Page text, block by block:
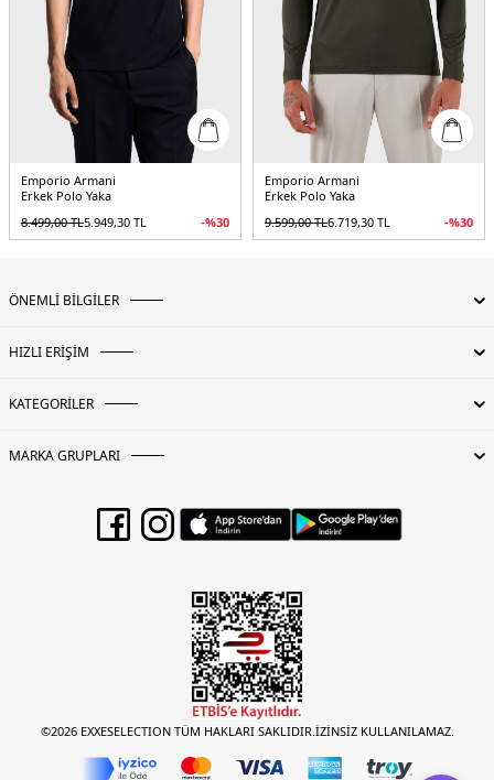
Emporio Armani
Erkek Polo Yaka
8.499,00TL5.949,30 TL -%30
Emporio Armani
Erkek Polo Yaka
9.599,00TL6.719,30 TL -%30
ÖNEMLİ BİLGİLER
HIZLI ERİŞİM
KATEGORİLER
MARKA GRUPLARI
©2026 EXXESELECTION TÜM HAKLARI SAKLIDIR.İZİNSİZ KULLANILAMAZ.